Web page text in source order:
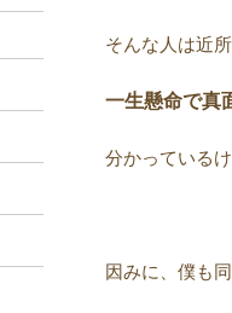
そんな人は近
一生懸命で真
分かっている
因みに、僕も